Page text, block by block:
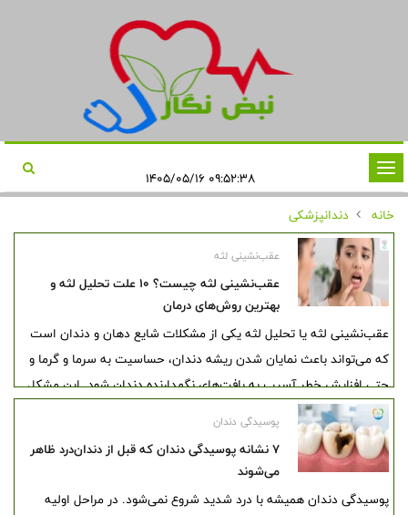
تغییر
وضعیت
ناوبری
۰۹:۵۲:۳۸ ۱۴۰۵/۰۵/۱۶
خانه
دندانپزشکی
عقب‌نشینی لثه
عقب‌نشینی لثه چیست؟ ۱۰ علت تحلیل لثه و
بهترین روش‌های درمان
عقب‌نشینی لثه یا تحلیل لثه یکی از مشکلات شایع دهان و دندان است
که می‌تواند باعث نمایان شدن ریشه دندان، حساسیت به سرما و گرما و
حتی افزایش خطر آسیب به بافت‌های نگهدارنده دندان شود. این مشکل
همیشه با درد شروع نمی‌شود و به همین دلیل ممکن است فرد تا مدت‌ها
متوجه پیشرفت آن نشود.
پوسیدگی دندان
۷ نشانه پوسیدگی دندان که قبل از دندان‌درد ظاهر
می‌شوند
پوسیدگی دندان همیشه با درد شدید شروع نمی‌شود. در مراحل اولیه